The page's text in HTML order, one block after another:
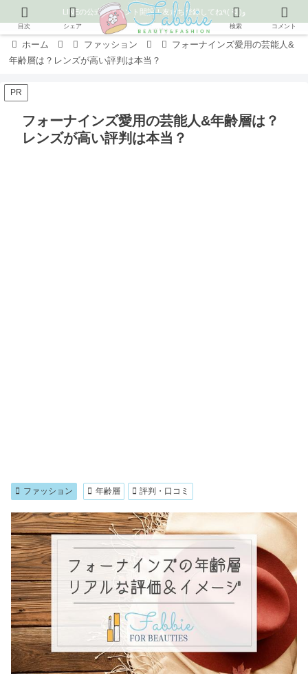
LINEの公式アカウント開設！友だち登録してね٩( ᐛ )و
ホーム ファッション
フォーナインズ愛用の芸能人&
年齢層は？レンズが高い評判は本当？
PR
フォーナインズ愛用の芸能人&年齢層は？
レンズが高い評判は本当？
ファッション 年齢層 評判・口コミ
目次 シェア 検索 コメント